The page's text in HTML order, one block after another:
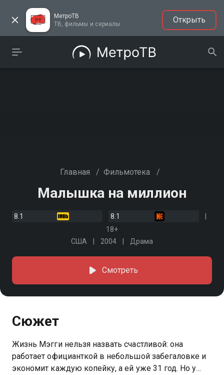
МетроТВ
ТВ, фильмы и сериалы
Открыть
Главная / Фильмотека /
Малышка на миллион
8.1
8.1
18+
США
2004 Драма
Смотреть
Сюжет
Жизнь Мэгги нельзя назвать счастливой: она
работает официанткой в небольшой забегаловке и
экономит каждую копейку, а ей уже 31 год. Но у